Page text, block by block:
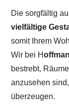
Die sorgfältig
vielfältige
somit Ihrem
Wir bei H
bestrebt,
anzusehen
überzeugen.